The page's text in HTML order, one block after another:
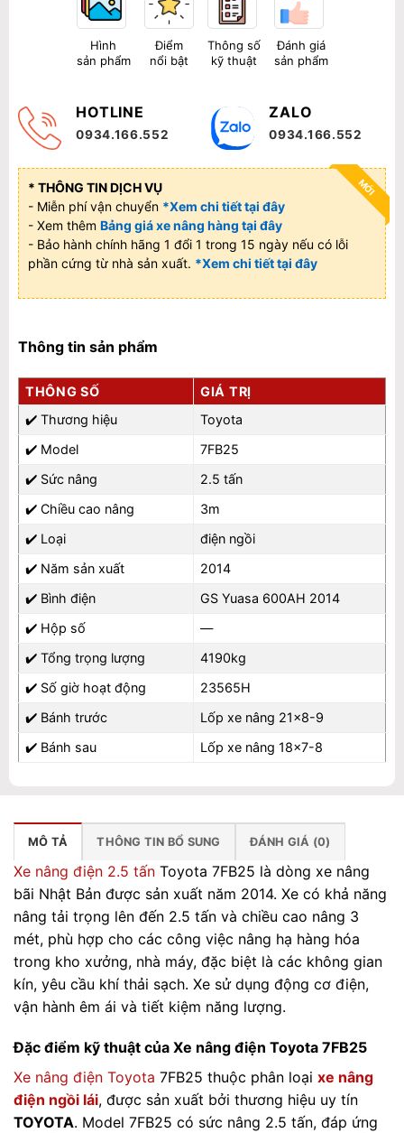
Hình
sản phẩm
Điểm
nổi bật
Thông số
kỹ thuật
Đánh giá
sản phẩm
HOTLINE
0934.166.552
ZALO
0934.166.552
MỚI
* THÔNG TIN DỊCH VỤ
- Miễn phí vận chuyển *Xem chi tiết tại đây
- Xem thêm Bảng giá xe nâng hàng tại đây
- Bảo hành chính hãng 1 đổi 1 trong 15 ngày nếu có lỗi
phần cứng từ nhà sản xuất. *Xem chi tiết tại đây
Thông tin sản phẩm
THÔNG SỐ
GIÁ TRỊ
✔️ Thương hiệu
Toyota
✔️ Model
7FB25
✔️ Sức nâng
2.5 tấn
✔️ Chiều cao nâng
3m
✔️ Loại
điện ngồi
✔️ Năm sản xuất
2014
✔️ Bình điện
GS Yuasa 600AH 2014
✔️ Hộp số
—
✔️ Tổng trọng lượng
4190kg
✔️ Số giờ hoạt động
23565H
✔️ Bánh trước
Lốp xe nâng 21×8-9
✔️ Bánh sau Lốp xe nâng 18×7-8
MÔ TẢ THÔNG TIN BỔ SUNG ĐÁNH GIÁ (0)
Xe nâng điện 2.5 tấn Toyota 7FB25 là dòng xe nâng
bãi Nhật Bản được sản xuất năm 2014. Xe có khả năng
nâng tải trọng lên đến 2.5 tấn và chiều cao nâng 3
mét, phù hợp cho các công việc nâng hạ hàng hóa
trong kho xưởng, nhà máy, đặc biệt là các không gian
kín, yêu cầu khí thải sạch. Xe sử dụng động cơ điện,
vận hành êm ái và tiết kiệm năng lượng.
Đặc điểm kỹ thuật của Xe nâng điện Toyota 7FB25
Xe nâng điện Toyota 7FB25 thuộc phân loại xe nâng
điện ngồi lái, được sản xuất bởi thương hiệu uy tín
TOYOTA. Model 7FB25 có sức nâng 2.5 tấn, đáp ứng